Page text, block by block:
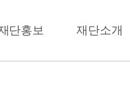
단홍보
동소식
재단소개